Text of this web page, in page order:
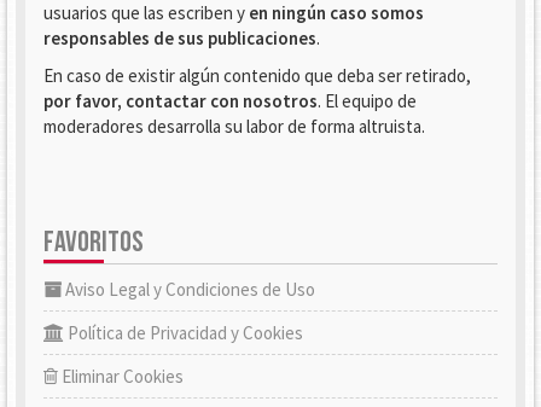
usuarios que las escriben y en ningún caso somos
responsables de sus publicaciones.
En caso de existir algún contenido que deba ser retirado,
por favor, contactar con nosotros. El equipo de
moderadores desarrolla su labor de forma altruista.
FAVORITOS
Aviso Legal y Condiciones de Uso
Política de Privacidad y Cookies
Eliminar Cookies